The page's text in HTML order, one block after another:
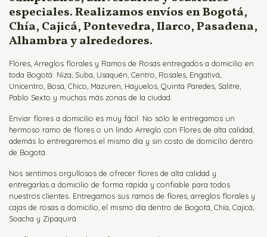
especiales. Realizamos envíos en Bogotá,
Chía, Cajicá, Pontevedra, Ilarco, Pasadena,
Alhambra y alrededores.
Flores, Arreglos florales y Ramos de Rosas entregados a domicilio en
toda Bogotá: Niza, Suba, Usaquén, Centro, Rosales, Engativá,
Unicentro, Bosa, Chico, Mazuren, Hayuelos, Quinta Paredes, Salitre,
Pablo Sexto y muchas más zonas de la ciudad.
Enviar flores a domicilio es muy fácil. No sólo le entregamos un
hermoso ramo de flores o un lindo Arreglo con Flores de alta calidad,
además lo entregaremos el mismo día y sin costo de domicilio dentro
de Bogotá.
Nos sentimos orgullosos de ofrecer flores de alta calidad y
entregarlas a domicilio de forma rápida y confiable para todos
nuestros clientes. Entregamos sus ramos de flores, arreglos florales y
cajas de rosas a domicilio, el mismo día dentro de Bogotá, Chía, Cajicá,
Soacha y Zipaquirá.